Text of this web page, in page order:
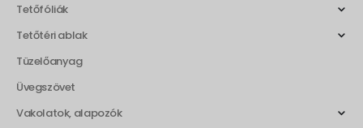
Tetőfóliák
Tetőtéri ablak
Tüzelőanyag
Üvegszövet
Vakolatok, alapozók